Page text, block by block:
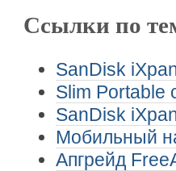
Ссылки по
SanDisk
Slim Portable
SanDisk
Мобильный
Апгрейд